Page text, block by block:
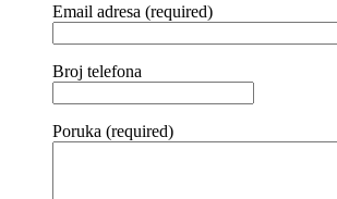
Email adresa (required)
Broj telefona
Poruka (required)